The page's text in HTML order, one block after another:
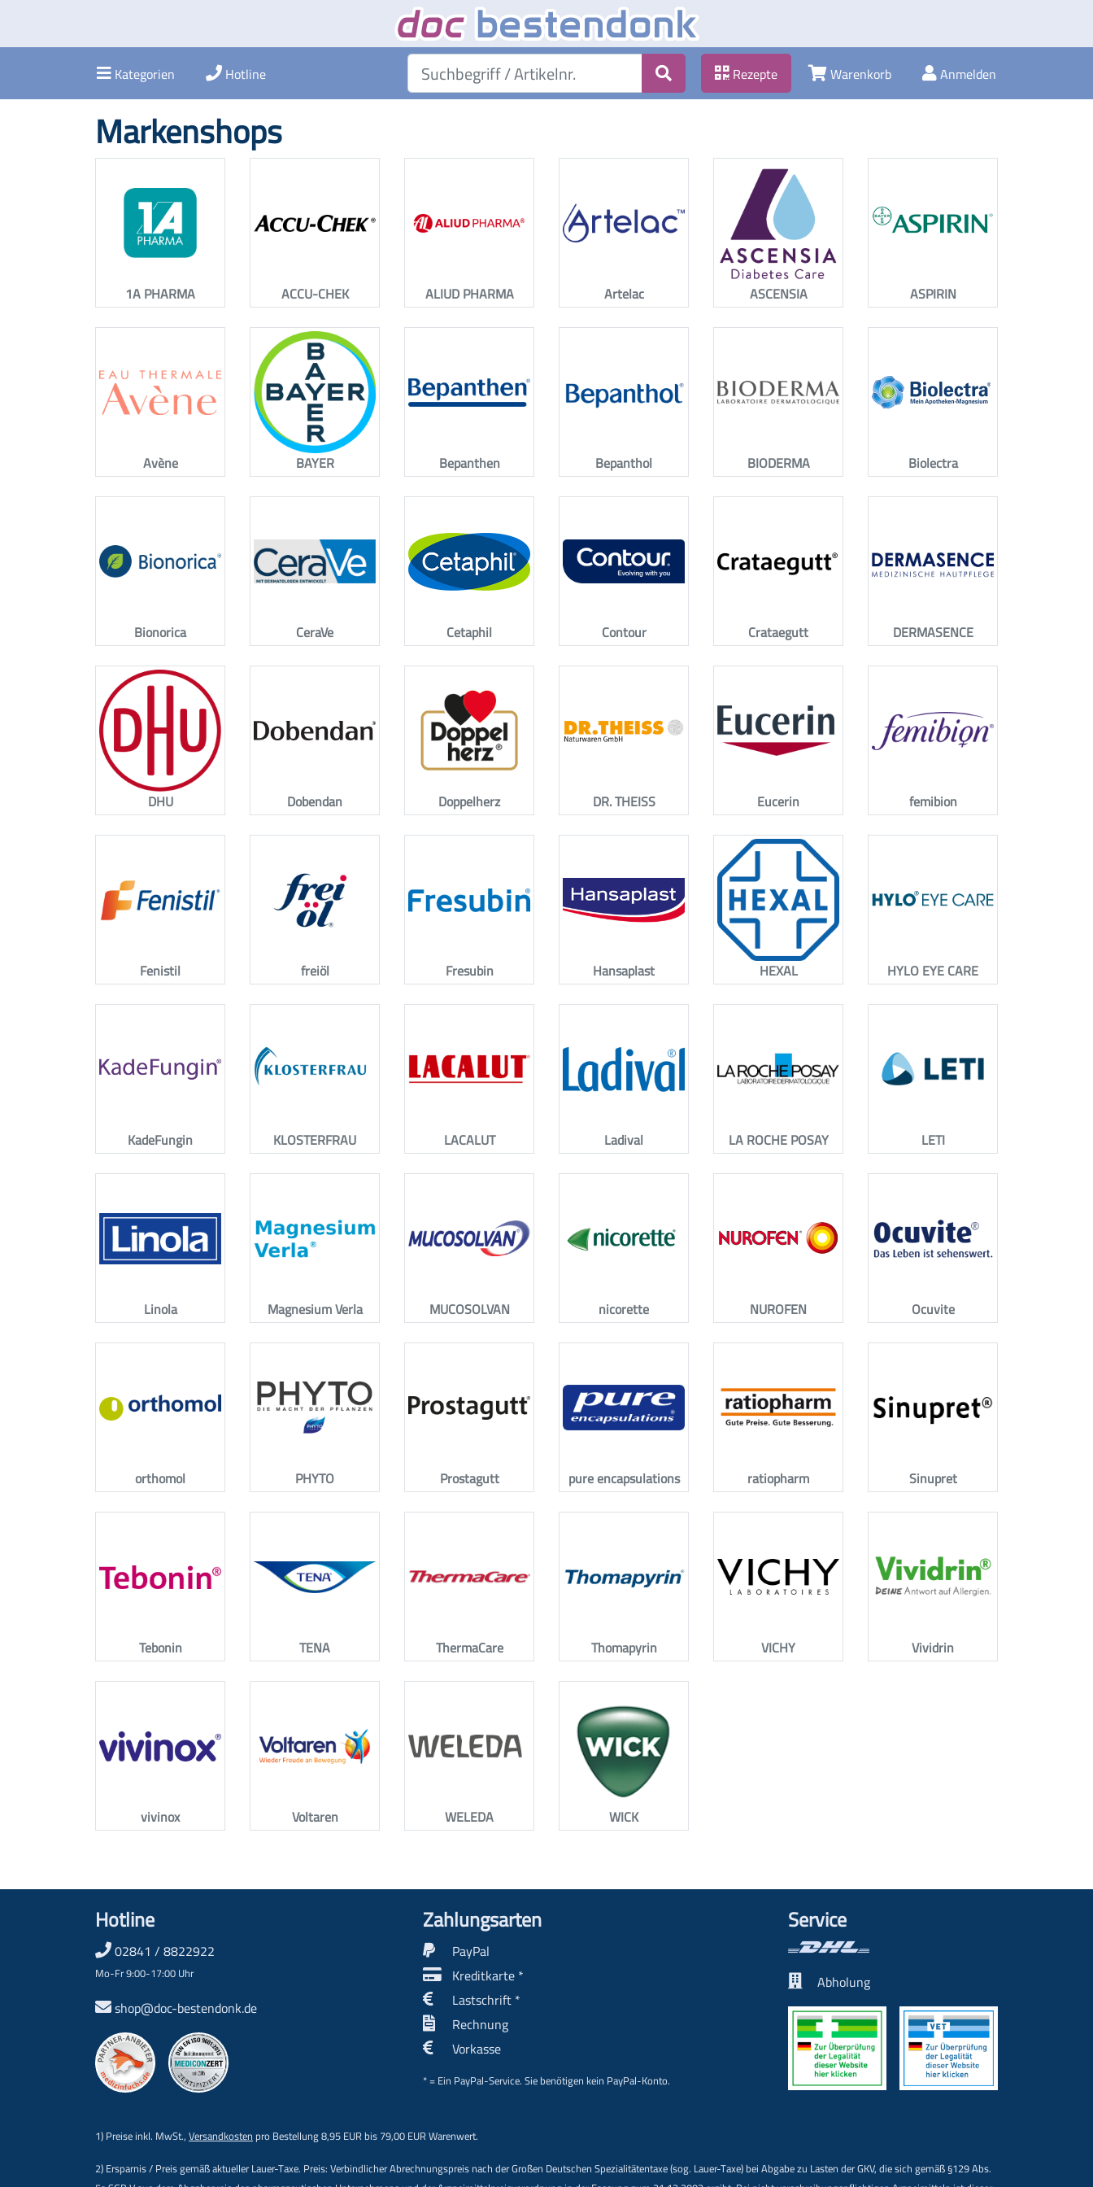
Kategorien Hotline Rezepte Warenkorb Anmelden
Markenshops
1A PHARMA ACCU-CHEK ALIUD PHARMA Artelac ASCENSIA ASPIRIN
Avène BAYER Bepanthen Bepanthol BIODERMA Biolectra
Bionorica CeraVe Cetaphil Contour Crataegutt DERMASENCE
DHU Dobendan Doppelherz DR. THEISS Eucerin femibion
Fenistil freiöl Fresubin Hansaplast HEXAL HYLO EYE CARE
KadeFungin KLOSTERFRAU LACALUT Ladival LA ROCHE POSAY LETI
Linola Magnesium Verla MUCOSOLVAN nicorette NUROFEN Ocuvite
orthomol PHYTO Prostagutt pure encapsulations ratiopharm Sinupret
Tebonin TENA ThermaCare Thomapyrin VICHY Vividrin
vivinox Voltaren WELEDA WICK
Hotline
02841 / 8822922
Mo-Fr 9:00-17:00 Uhr
shop@doc-bestendonk.de
Zahlungs­arten
PayPal
Kreditkarte *
Lastschrift *
Rechnung
Vorkasse
* = Ein PayPal-Service. Sie benötigen kein PayPal-Konto.
Service
Abholung
1) Preise inkl. MwSt.,Versandkostenpro Bestellung 8,95 EUR bis 79,00 EUR Warenwert.
2) Ersparnis / Preis gemäß aktueller Lauer-Taxe. Preis: Verbindlicher Abrechnungspreis nach der Großen Deutschen Spezialitätentaxe (sog. Lauer-Taxe) bei Abgabe zu Lasten der GKV, die sich gemäß §129 Abs.